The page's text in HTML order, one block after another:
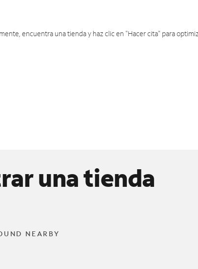
encuentra una tienda y haz clic en "Hacer cita" para
una tienda
NEARBY